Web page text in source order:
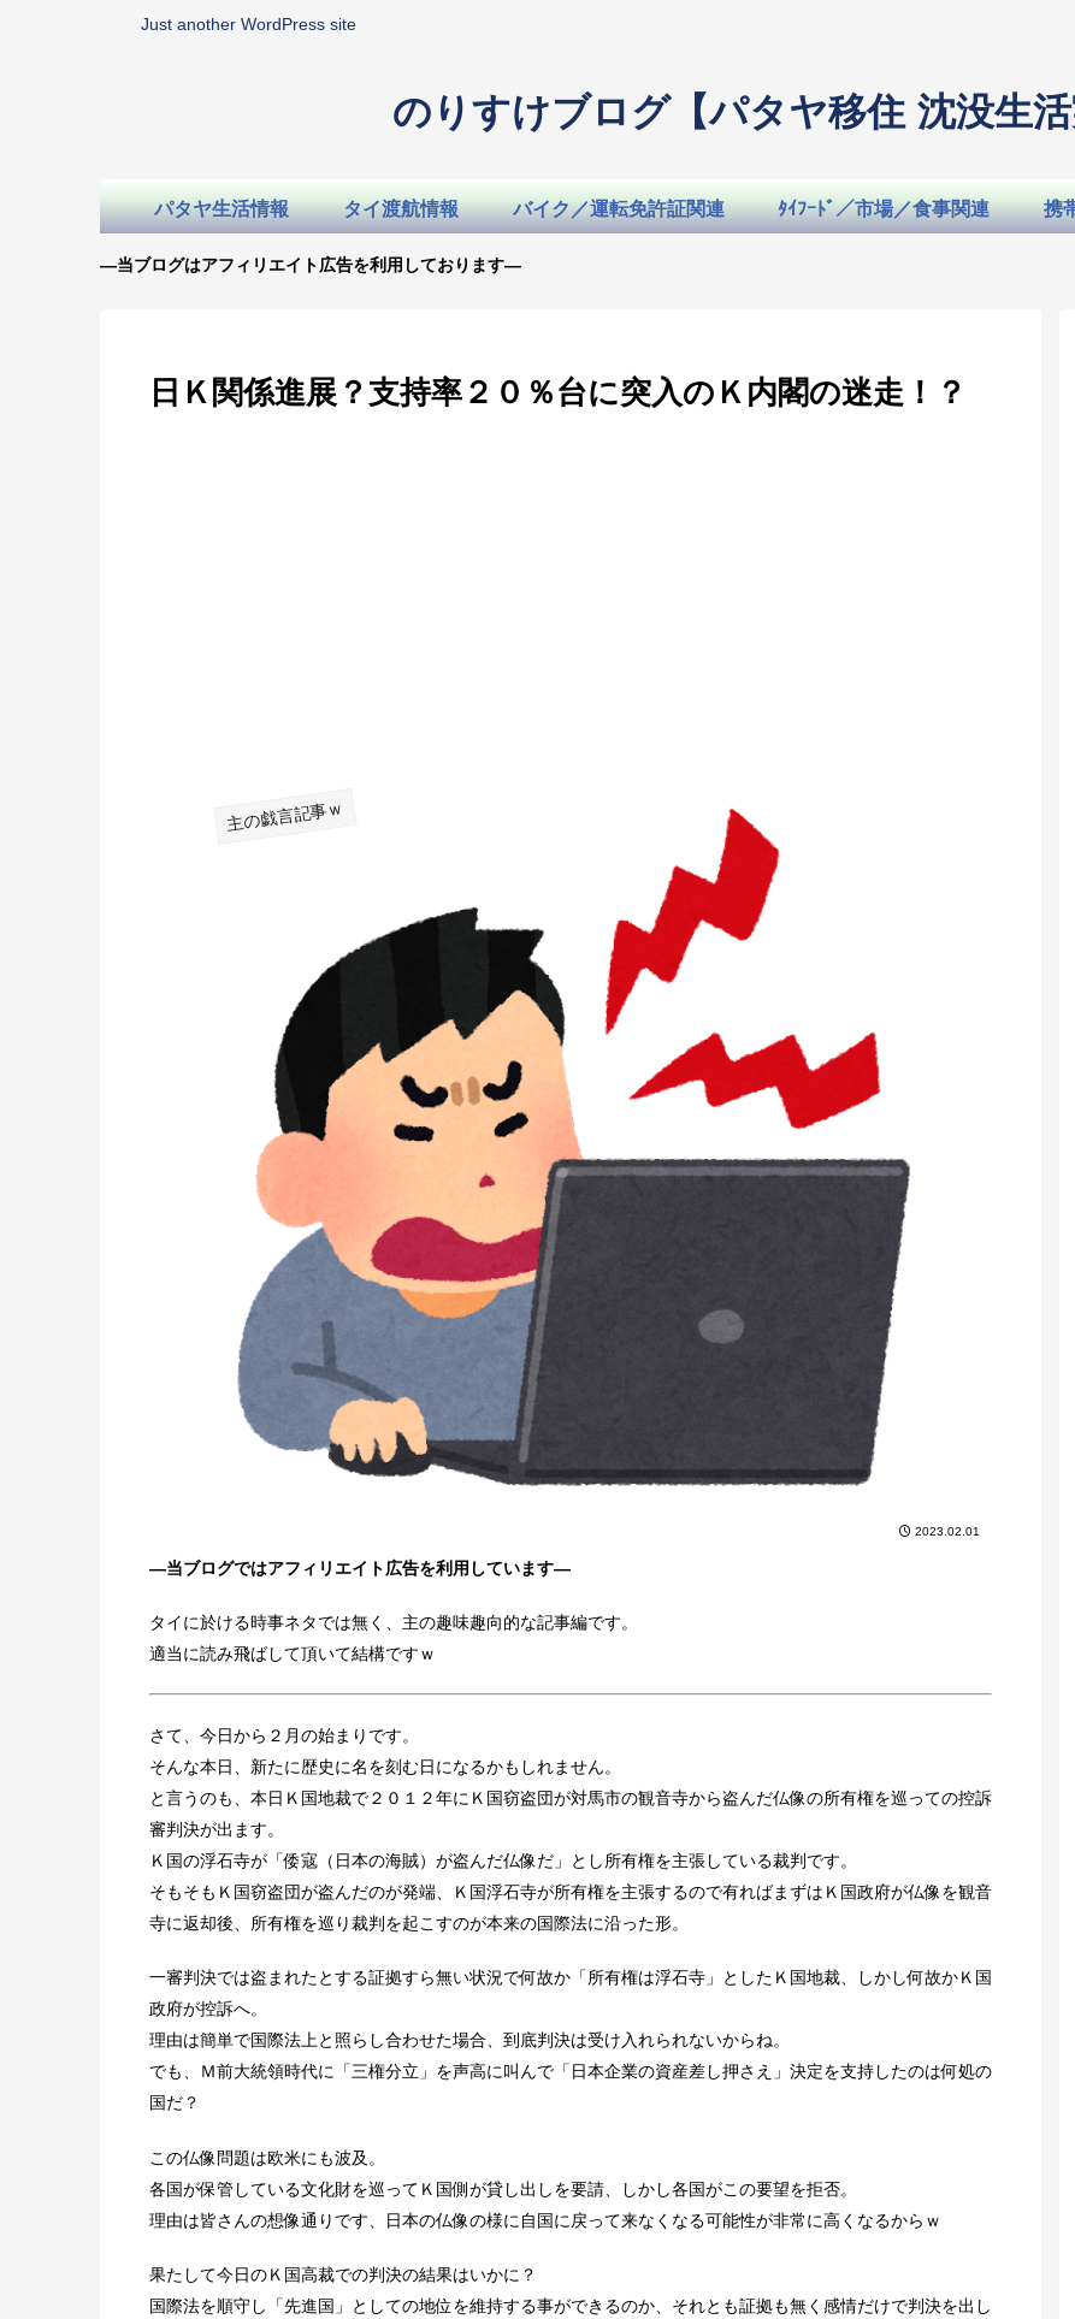
Just another WordPress site
のりすけブログ【パタヤ移住 沈没生活
パタヤ生活情報 タイ渡航情報 バイク／運転免許証関連 ﾀｲﾌｰﾄﾞ／市場／食事関連 携
—当ブログはアフィリエイト広告を利用しております—
日Ｋ関係進展？支持率２０％台に突入のＫ内閣の迷走！？
主の戯言記事ｗ
2023.02.01
―当ブログではアフィリエイト広告を利用しています―
タイに於ける時事ネタでは無く、主の趣味趣向的な記事編です。
適当に読み飛ばして頂いて結構ですｗ
さて、今日から２月の始まりです。
そんな本日、新たに歴史に名を刻む日になるかもしれません。
と言うのも、本日Ｋ国地裁で２０１２年にＫ国窃盗団が対馬市の観音寺から盗んだ仏像の所有権を巡っての控訴
審判決が出ます。
Ｋ国の浮石寺が「倭寇（日本の海賊）が盗んだ仏像だ」とし所有権を主張している裁判です。
そもそもＫ国窃盗団が盗んだのが発端、Ｋ国浮石寺が所有権を主張するので有ればまずはＫ国政府が仏像を観音
寺に返却後、所有権を巡り裁判を起こすのが本来の国際法に沿った形。
一審判決では盗まれたとする証拠すら無い状況で何故か「所有権は浮石寺」としたＫ国地裁、しかし何故かＫ国
政府が控訴へ。
理由は簡単で国際法上と照らし合わせた場合、到底判決は受け入れられないからね。
でも、Ｍ前大統領時代に「三権分立」を声高に叫んで「日本企業の資産差し押さえ」決定を支持したのは何処の
国だ？
この仏像問題は欧米にも波及。
各国が保管している文化財を巡ってＫ国側が貸し出しを要請、しかし各国がこの要望を拒否。
理由は皆さんの想像通りです、日本の仏像の様に自国に戻って来なくなる可能性が非常に高くなるからｗ
果たして今日のＫ国高裁での判決の結果はいかに？
国際法を順守し「先進国」としての地位を維持する事ができるのか、それとも証拠も無く感情だけで判決を出し